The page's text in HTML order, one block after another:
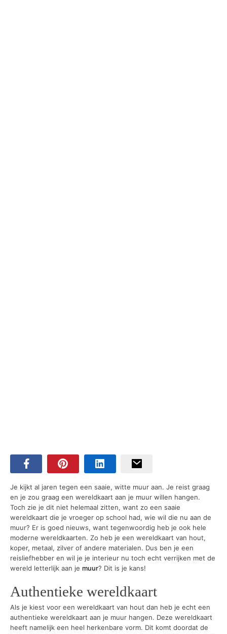
Je kijkt al jaren tegen een saaie, witte muur aan. Je reist graag
en je zou graag een wereldkaart aan je muur willen hangen.
Toch zie je dit niet helemaal zitten, want zo een saaie
wereldkaart die je vroeger op school had, wie wil die nu aan de
muur? Er is goed nieuws, want tegenwoordig heb je ook hele
moderne wereldkaarten. Zo heb je een wereldkaart van hout,
koper, metaal, zilver of andere materialen. Dus ben je een
reisliefhebber en wil je je interieur nu toch echt verrijken met de
wereld letterlijk aan je muur? Dit is je kans!
Authentieke wereldkaart
Als je kiest voor een wereldkaart van hout dan heb je echt een
authentieke wereldkaart aan je muur hangen. Deze wereldkaart
heeft namelijk een heel herkenbare vorm. Dit komt doordat de